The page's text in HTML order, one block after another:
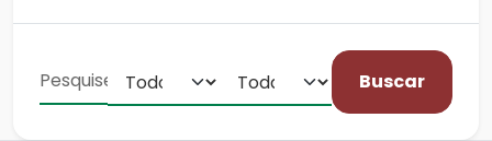
Buscar